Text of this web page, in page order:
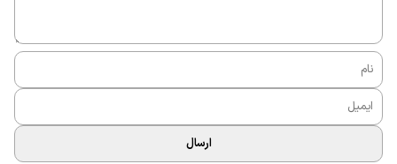
ارسال